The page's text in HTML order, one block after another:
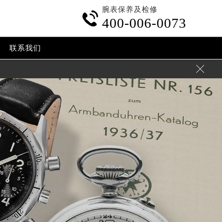

腕表保养及检修
400-006-0073
联系我们
